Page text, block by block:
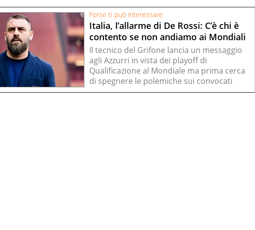
Forse ti può interessare
Italia, l’allarme di De Rossi: C’è chi è
contento se non andiamo ai Mondiali
Il tecnico del Grifone lancia un messaggio
agli Azzurri in vista dei playoff di
Qualificazione al Mondiale ma prima cerca
di spegnere le polemiche sui convocati